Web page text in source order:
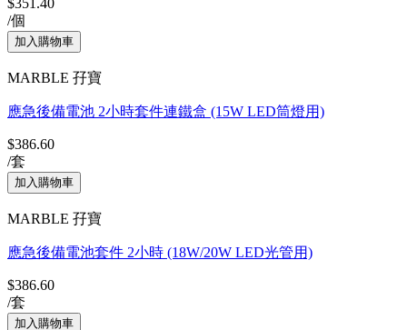
$351.40
/個
MARBLE 孖寶
應急後備電池 2小時套件連鐵盒 (15W LED筒燈用)
$386.60
/套
MARBLE 孖寶
應急後備電池套件 2小時 (18W/20W LED光管用)
$386.60
/套